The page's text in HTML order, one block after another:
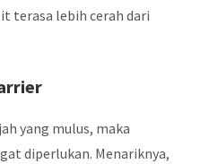
terasa lebih cerah dari
yang mulus, maka
diperlukan. Menariknya,